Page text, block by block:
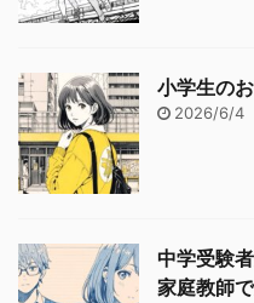
小学生の
2026/6/4
中学受験
家庭教師